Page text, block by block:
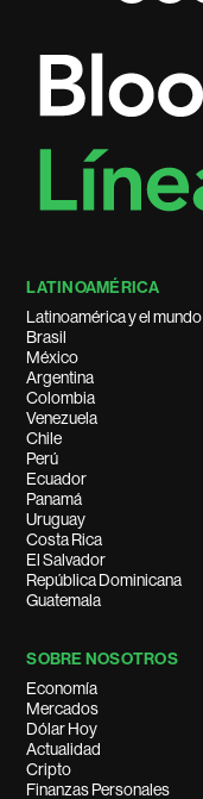
LATINOAMÉRICA
Latinoamérica y el mundo
Brasil
México
Argentina
Colombia
Venezuela
Chile
Perú
Ecuador
Panamá
Uruguay
Costa Rica
El Salvador
República Dominicana
Guatemala
SOBRE NOSOTROS
Economía
Mercados
Dólar Hoy
Actualidad
Cripto
Finanzas Personales